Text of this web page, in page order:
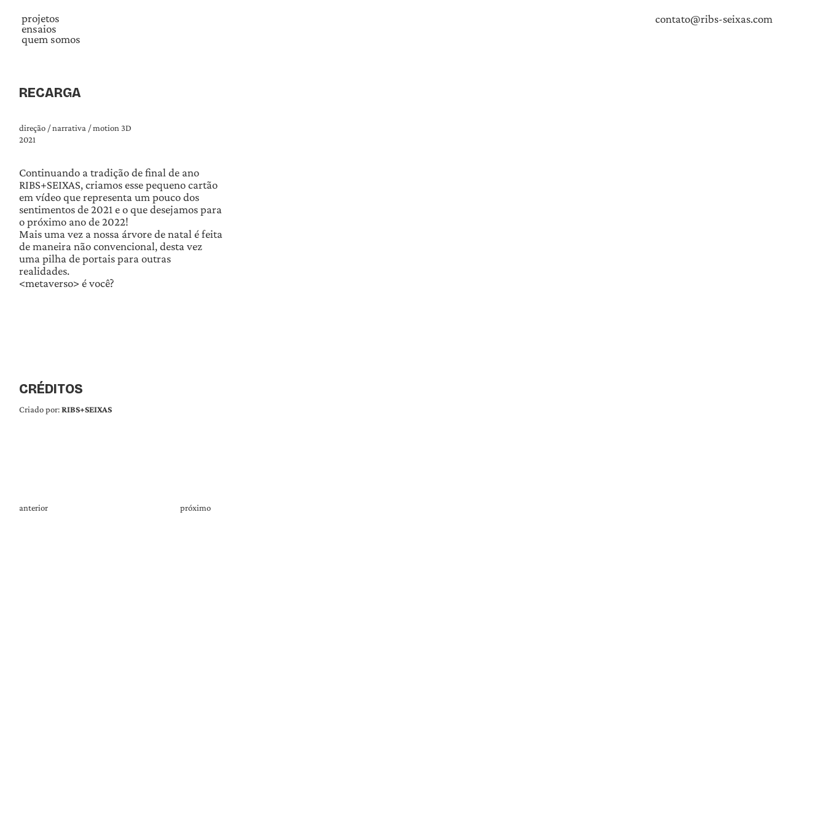
projetos
ensaios
quem somos
contato@ribs-seixas.com
RECARGA
direção / narrativa / motion 3D
2021
Continuando a tradição de final de ano
RIBS+SEIXAS, criamos esse pequeno cartão
em vídeo que representa um pouco dos
sentimentos de 2021 e o que desejamos para
o próximo ano de 2022!
Mais uma vez a nossa árvore de natal é feita
de maneira não convencional, desta vez
uma pilha de portais para outras
realidades.
<metaverso> é você?
CRÉDITOS
Criado por:RIBS+SEIXAS
anterior próximo